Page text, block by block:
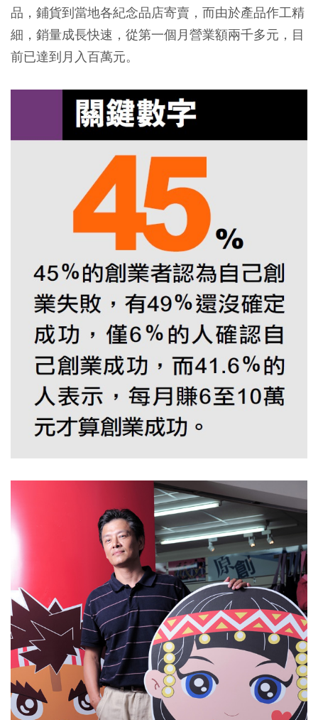
品，鋪貨到當地各紀念品店寄賣，而由於產品作工精
細，銷量成長快速，從第一個月營業額兩千多元，目
前已達到月入百萬元。